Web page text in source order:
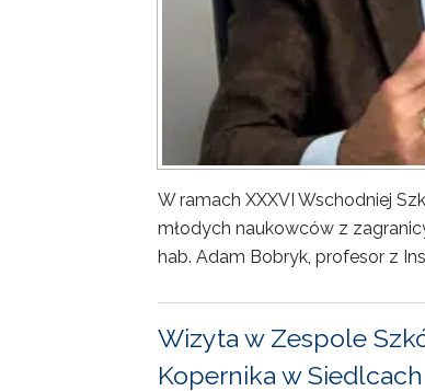
W ramach XXXVI Wschodniej
młodych naukowców z
hab. Adam Bobryk, profesor z
Wizyta w Zespole
Kopernika w Siedlcach